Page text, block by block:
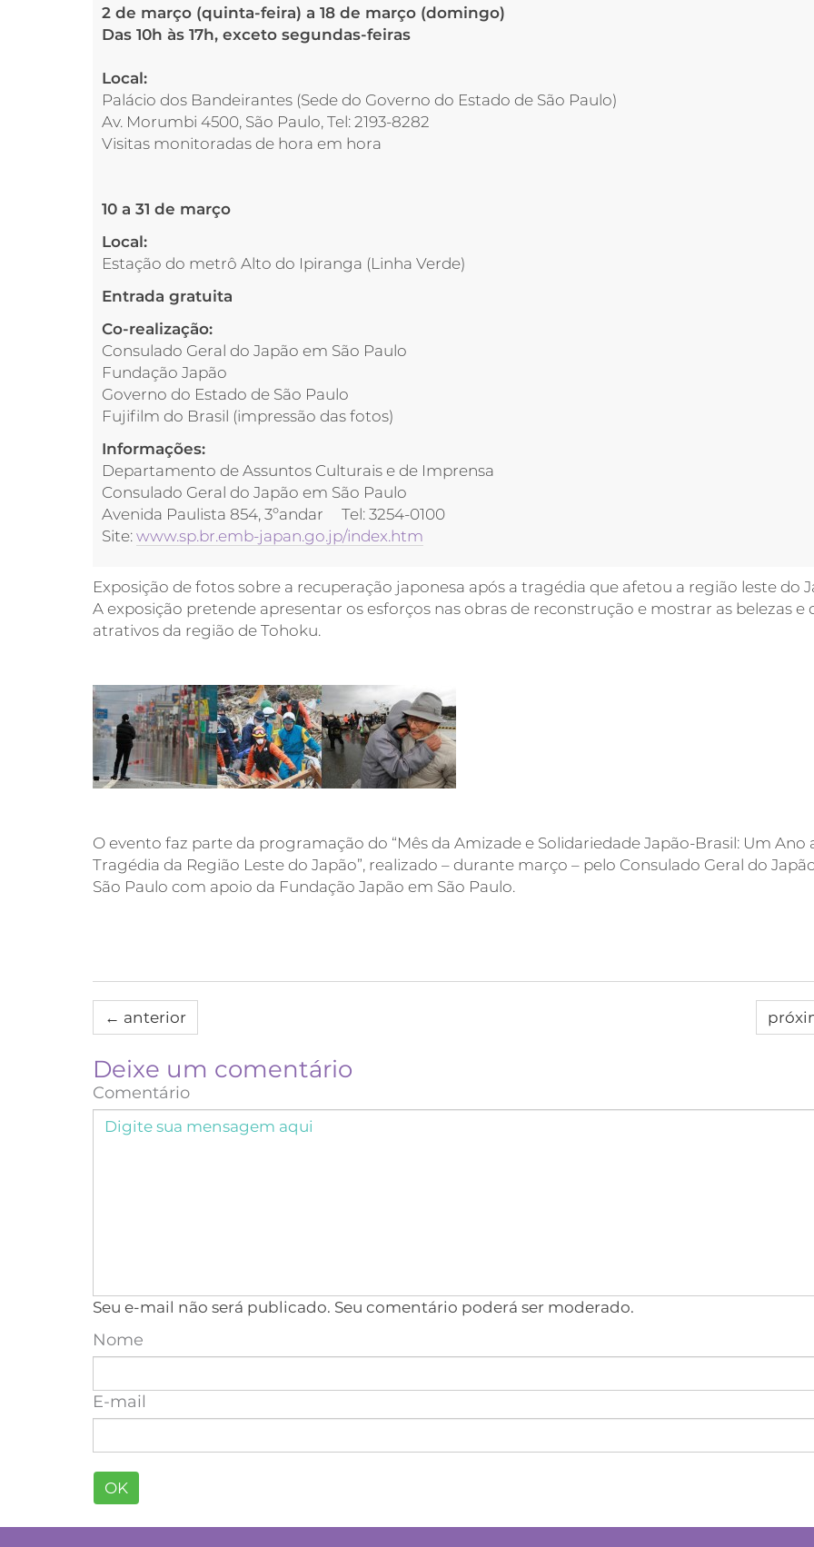
2 de março (quinta-feira) a 18 de março (domingo)
Das 10h às 17h, exceto segundas-feiras
Local:
Palácio dos Bandeirantes (Sede do Governo do Estado de São Paulo)
Av. Morumbi 4500, São Paulo, Tel: 2193-8282
Visitas monitoradas de hora em hora
10 a 31 de março
Local:
Estação do metrô Alto do Ipiranga (Linha Verde)
Entrada gratuita
Co-realização:
Consulado Geral do Japão em São Paulo
Fundação Japão
Governo do Estado de São Paulo
Fujifilm do Brasil (impressão das fotos)
Informações:
Departamento de Assuntos Culturais e de Imprensa
Consulado Geral do Japão em São Paulo
Avenida Paulista 854, 3ºandar Tel: 3254-0100
Site: www.sp.br.emb-japan.go.jp/index.htm
Exposição de fotos sobre a recuperação japonesa após a tragédia que afetou a região leste do
A exposição pretende apresentar os esforços nas obras de reconstrução e mostrar as belezas e
atrativos da região de Tohoku.
O evento faz parte da programação do “Mês da Amizade e Solidariedade Japão-Brasil: Um Ano
Tragédia da Região Leste do Japão”, realizado – durante março – pelo Consulado Geral do
São Paulo com apoio da Fundação Japão em São Paulo.
← anterior
Deixe um comentário
Comentário
Seu e-mail não será publicado. Seu comentário poderá ser moderado.
Nome
E-mail